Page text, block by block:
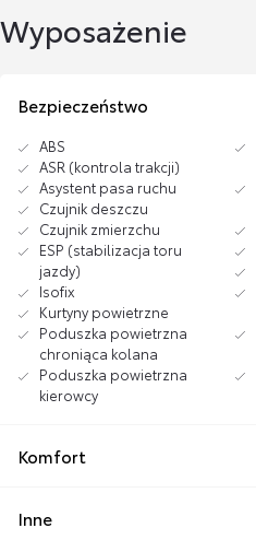
Wyposażenie
Bezpieczeństwo
ABS
ASR (kontrola trakcji)
Asystent pasa ruchu
Czujnik deszczu
Czujnik zmierzchu
ESP (stabilizacja toru
jazdy)
Isofix
Kurtyny powietrzne
Poduszka powietrzna
chroniąca kolana
Poduszka powietrzna
kierowcy
Komfort
Inne